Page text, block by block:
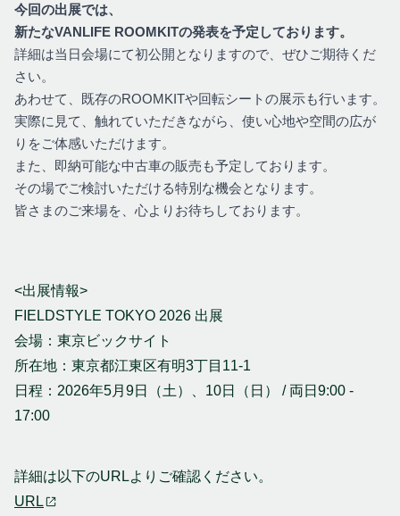
今回の出展では、
新たなVANLIFE ROOMKITの発表を予定しております。
詳細は当日会場にて初公開となりますので、ぜひご期待くだ
さい。
あわせて、既存のROOMKITや回転シートの展示も行います。
実際に見て、触れていただきながら、使い心地や空間の広が
りをご体感いただけます。
また、即納可能な中古車の販売も予定しております。
その場でご検討いただける特別な機会となります。
皆さまのご来場を、心よりお待ちしております。
<出展情報>
FIELDSTYLE TOKYO 2026 出展
会場： 東京ビックサイト
所在地： 東京都江東区有明3丁目11-1
日程： 2026年5月9日（土）、10日（日） / 両日9:00 -
17:00
詳細は以下のURLよりご確認ください。
URL